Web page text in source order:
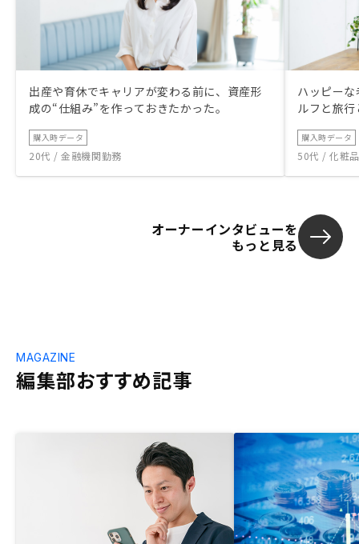
出産や育休でキャリアが変わる前に、資産形
成の“仕組み”を作っておきたかった。
購入時データ
20代 / 金融機関勤務
ハッピー
ルフと旅
購入時データ
50代 / 化粧
オーナーインタビューを
もっと見る
編集部おすすめ記事
MAGAZINE